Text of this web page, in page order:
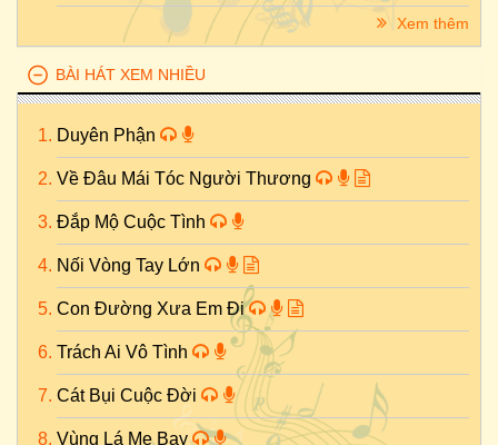
Xem thêm
BÀI HÁT XEM NHIỀU
Duyên Phận
Về Đâu Mái Tóc Người Thương
Đắp Mộ Cuộc Tình
Nối Vòng Tay Lớn
Con Đường Xưa Em Đi
Trách Ai Vô Tình
Cát Bụi Cuộc Đời
Vùng Lá Me Bay